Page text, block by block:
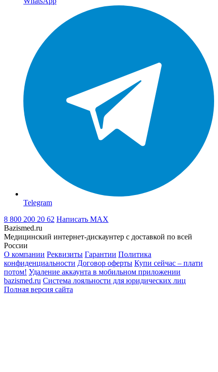
Telegram
8 800 200 20 62 Написать MAX
Bazismed.ru
Медицинский интернет-дискаунтер с доставкой по всей
России
О компании Реквизиты Гарантии Политика
конфиденциальности Договор оферты Купи сейчас – плати
потом! Удаление аккаунта в мобильном приложении
bazismed.ru Система лояльности для юридических лиц
Полная версия сайта